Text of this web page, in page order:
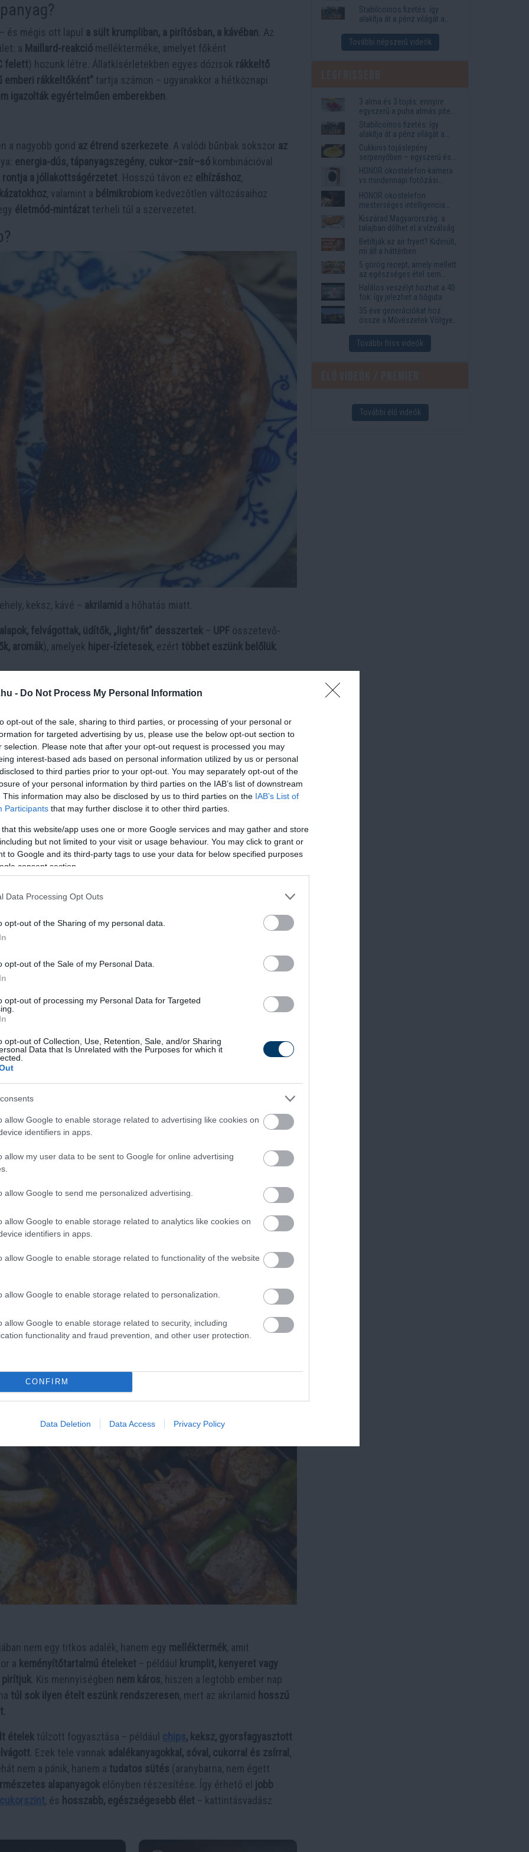
- Do Not Process My Personal Information
opt-out of the sale, sharing to third parties, or processing of your personal or
for targeted advertising by us, please use the below opt-out section to
selection. Please note that after your opt-out request is processed you may
interest-based ads based on personal information utilized by us or personal
to third parties prior to your opt-out. You may separately opt-out of the
of your personal information by third parties on the IAB’s list of downstream
This information may also be disclosed by us to third parties on the IAB’s List of
Participants that may further disclose it to other third parties.
that this website/app uses one or more Google services and may gather and store
but not limited to your visit or usage behaviour. You may click to grant or
to Google and its third-party tags to use your data for below specified purposes
consent section.
Data Processing Opt Outs
opt-out of the Sharing of my personal data.
opt-out of the Sale of my Personal Data.
opt-out of processing my Personal Data for Targeted
opt-out of Collection, Use, Retention, Sale, and/or Sharing
Data that Is Unrelated with the Purposes for which it
allow Google to enable storage related to advertising like cookies on
identifiers in apps.
allow my user data to be sent to Google for online advertising
allow Google to send me personalized advertising.
allow Google to enable storage related to analytics like cookies on
identifiers in apps.
allow Google to enable storage related to functionality of the website
allow Google to enable storage related to personalization.
allow Google to enable storage related to security, including
functionality and fraud prevention, and other user protection.
CONFIRM
Data Deletion Data Access Privacy Policy
– és mégis ott lapul a sült krumpliban, a pirítósban, a kávéban . Az
a Maillard-reakció mellékterméke, amelyet főként
felett) hozunk létre. Állatkísérletekben egyes dózisok rákkeltő
emberi rákkeltőként” tartja számon – ugyanakkor a hétköznapi
igazolták egyértelműen emberekben
a nagyobb gond az étrend szerkezete . A valódi bűnbak sokszor az
energia-dús, tápanyagszegény, cukor–zsír–só kombinációval
rontja a jóllakottságérzetet . Hosszú távon ez elhízáshoz,
, valamint a bélmikrobiom kedvezőtlen változásaihoz
életmód-mintázat terheli túl a szervezetet.
keksz, kávé – akrilamid a hőhatás miatt.
felvágottak, üdítők, „light/fit” desszertek – UPF összetevő-
aromák), amelyek hiper-ízletesek, ezért többet eszünk belőlük
nem nullázható. A jelenlegi bizonyítékok alapján a mindennapi bevitel
kockázatnak
kötiktestsúlynövekedéshez, anyagcsere-zavarokhozésrosszabb
, mertrendszerszintűenésnagy mennyiségbenjelenik meg az
sütés
– ezzel csökkenthető a képződés.
,hüvelyes,teljes értékű gabona,olajos mag,natúr tejtermék
vércukor,tartósabb teltségérzet.
, hogy
keresd, ésne égesd a cukros-tejes kiegészítőkkel desszertté.
nem egy titkos adalék, hanem egy melléktermék, amit
a keményítőtartalmú ételeket – például
krumplit, kenyeret vagy
pirítjuk . Kis mennyiségben nem káros, hiszen a legtöbb ember nap
túl sok ilyen ételt eszünk rendszeresen, mert az akrilamid hosszú
ételek túlzott fogyasztása – például chips, keksz, gyorsfagyasztott
. Ezek tele vannak adalékanyagokkal, sóval, cukorral és zsírral ,
nem a pánik, hanem a tudatos sütés (aranybarna, nem égett
alapanyagok előnyben részesítése. Így érhető el
jobb
, és hosszabb, egészségesebb élet – kattintásvadász
igények
Stabilcoinos fizetés: így
alakítja át a pénz világát a
Western Union
További népszerű videók
3 alma és 3 tojás: ennyire
egyszerű a puha almás pite
titka
Stabilcoinos fizetés: így
alakítja át a pénz világát a
Visa, a Mastercard és a
Western Union
Cukkinis tojáslepény
serpenyőben – egyszerű és
laktató vacsora
HONOR okostelefon-kamera
vs mindennapi fotózási
igények
HONOR okostelefon
mesterséges intelligencia
funkciók, amelyek
megkönnyítik az életet
Kiszárad Magyarország: a
talajban dőlhet el a vízválság
Betiltják az air fryert? Kiderült,
mi áll a háttérben
5 görög recept, amely mellett
az egészséges étel sem
tűnik lemondásnak
Halálos veszélyt hozhat a 40
fok: így jelezhet a hőguta
35 éve generációkat hoz
össze a Művészetek Völgye
és a bérletár
További friss videók
További élő videók